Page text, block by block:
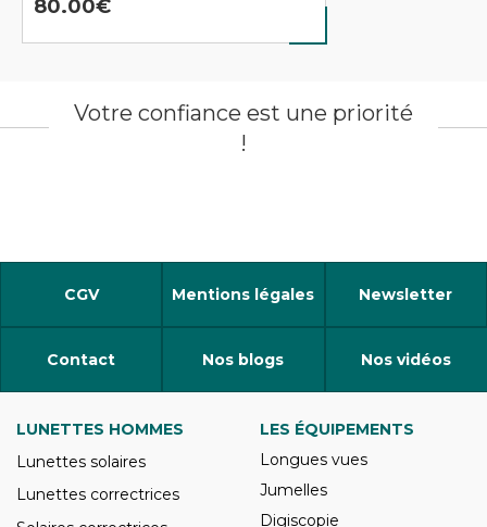
80.00
Votre confiance est une priorité
!
CGV Mentions légales Newsletter
Contact Nos blogs Nos vidéos
LUNETTES HOMMES
Lunettes solaires
Lunettes correctrices
LES ÉQUIPEMENTS
Longues vues
Jumelles
Digiscopie